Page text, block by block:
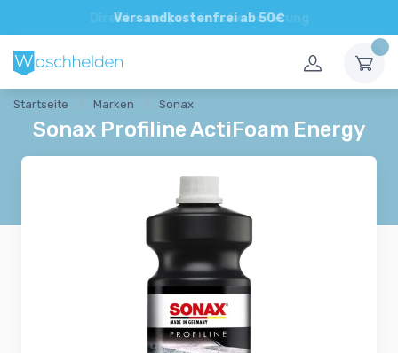
Direkte und persönliche Beratung
Startseite Marken Sonax
Sonax Profiline ActiFoam Energy